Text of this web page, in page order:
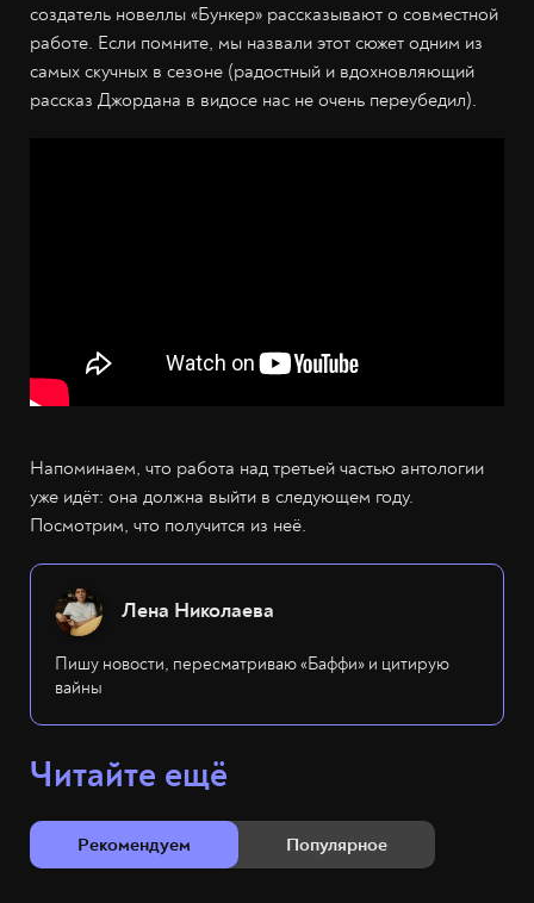
создатель новеллы «Бункер» рассказывают о совместной
работе. Если помните, мы назвали этот сюжет одним из
самых скучных в сезоне (радостный и вдохновляющий
рассказ Джордана в видосе нас не очень переубедил).
Напоминаем, что работа над третьей частью антологии
уже идёт: она должна выйти в следующем году.
Посмотрим, что получится из неё.
Лена Николаева
Пишу новости, пересматриваю «Баффи» и цитирую
вайны
Читайте ещё
Рекомендуем Популярное